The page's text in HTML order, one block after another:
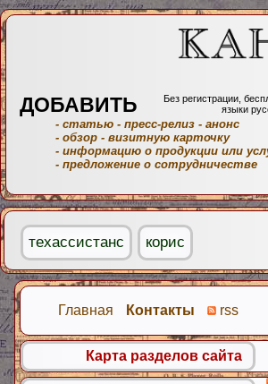
Главная Контакты rss
Карта разделов сайта
ДОБАВИТЬ
Без регистрации,
языки
- статью - пресс-релиз - анонс
- обзор - визитную карточку
- информацию о продукции или
- предложение о сотрудничестве
техассистанс корис